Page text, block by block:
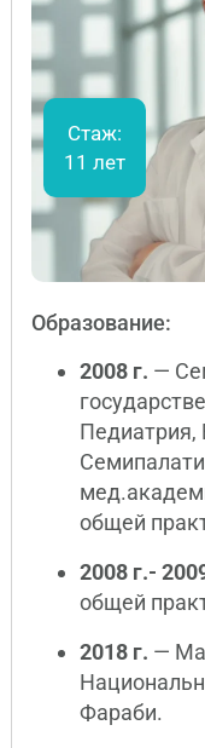
Стаж:
11 лет
Образование:
2008 г. —
Педиатрия,
общей
2008 г.-
общей
2018 г. —
Фараби.